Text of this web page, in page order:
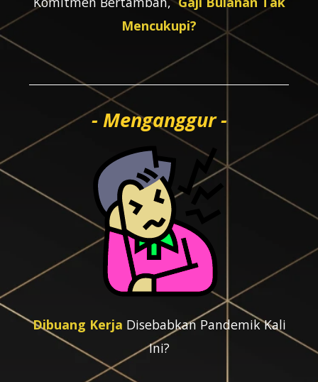
Mencukupi?
- Menganggur -
Dibuang Kerja Disebabkan Pandemik Kali
Ini?